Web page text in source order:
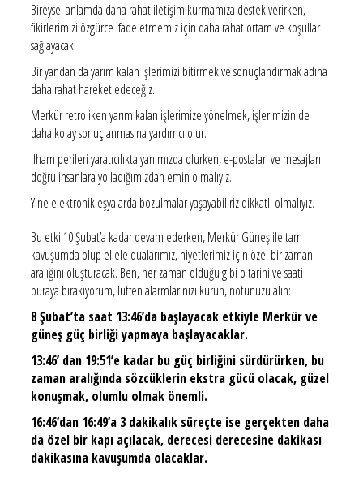
Bireysel anlamda daha rahat iletişim kurmamıza destek verirken,
fikirlerimizi özgürce ifade etmemiz için daha rahat ortam ve koşullar
sağlayacak.
Bir yandan da yarım kalan işlerimizi bitirmek ve sonuçlandırmak adına
daha rahat hareket edeceğiz.
Merkür retro iken yarım kalan işlerimize yönelmek, işlerimizin de
daha kolay sonuçlanmasına yardımcı olur.
İlham perileri yaratıcılıkta yanımızda olurken, e-postaları ve mesajları
doğru insanlara yolladığımızdan emin olmalıyız.
Yine elektronik eşyalarda bozulmalar yaşayabiliriz dikkatli olmalıyız.
Bu etki 10 Şubat’a kadar devam ederken, Merkür Güneş ile tam
kavuşumda olup el ele dualarımız, niyetlerimiz için özel bir zaman
aralığını oluşturacak. Ben, her zaman olduğu gibi o tarihi ve saati
buraya bırakıyorum, lütfen alarmlarınızı kurun, notunuzu alın:
8 Şubat’ta saat 13:46’da başlayacak etkiyle Merkür ve
güneş güç birliği yapmaya başlayacaklar.
13:46’ dan 19:51’e kadar bu güç birliğini sürdürürken, bu
zaman aralığında sözcüklerin ekstra gücü olacak, güzel
konuşmak, olumlu olmak önemli.
16:46’dan 16:49’a 3 dakikalık süreçte ise gerçekten daha
da özel bir kapı açılacak, derecesi derecesine dakikası
dakikasına kavuşumda olacaklar.